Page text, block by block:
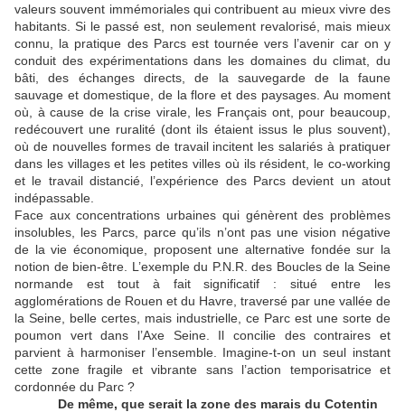
valeurs souvent immémoriales qui contribuent au mieux vivre des
habitants. Si le passé est, non seulement revalorisé, mais mieux
connu, la pratique des Parcs est tournée vers l’avenir car on y
conduit des expérimentations dans les domaines du climat, du
bâti, des échanges directs, de la sauvegarde de la faune
sauvage et domestique, de la flore et des paysages. Au moment
où, à cause de la crise virale, les Français ont, pour beaucoup,
redécouvert une ruralité (dont ils étaient issus le plus souvent),
où de nouvelles formes de travail incitent les salariés à pratiquer
dans les villages et les petites villes où ils résident, le co-working
et le travail distancié, l’expérience des Parcs devient un atout
indépassable.
Face aux concentrations urbaines qui génèrent des problèmes
insolubles, les Parcs, parce qu’ils n’ont pas une vision négative
de la vie économique, proposent une alternative fondée sur la
notion de bien-être. L’exemple du P.N.R. des Boucles de la Seine
normande est tout à fait significatif : situé entre les
agglomérations de Rouen et du Havre, traversé par une vallée de
la Seine, belle certes, mais industrielle, ce Parc est une sorte de
poumon vert dans l’Axe Seine. Il concilie des contraires et
parvient à harmoniser l’ensemble. Imagine-t-on un seul instant
cette zone fragile et vibrante sans l’action temporisatrice et
cordonnée du Parc ?
De même, que serait la zone des marais du Cotentin